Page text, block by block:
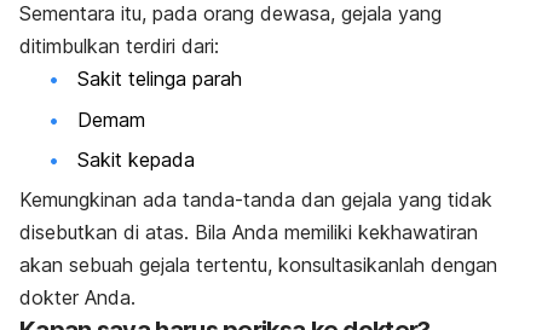
Sementara itu, pada orang dewasa, gejala yang
ditimbulkan terdiri dari:
Sakit telinga parah
Demam
Sakit kepada
Kemungkinan ada tanda-­tanda dan gejala yang tidak
disebutkan di atas. Bila Anda memiliki kekhawatiran
akan sebuah gejala tertentu, konsultasikanlah dengan
dokter Anda.